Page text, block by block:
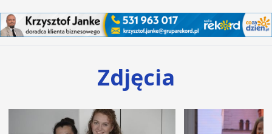
Zdjęcia